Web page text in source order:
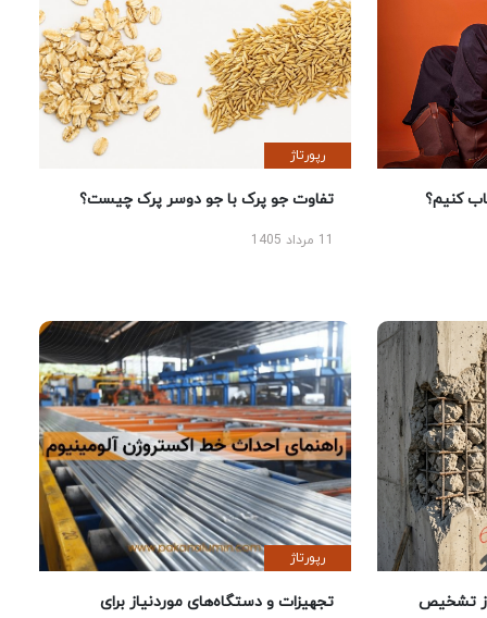
کنیم؟
رپورتاژ
تفاوت جو پرک با جو دوسر پرک چیست؟
تشخیص
رپورتاژ
تجهیزات و دستگاه‌های موردنیاز برای